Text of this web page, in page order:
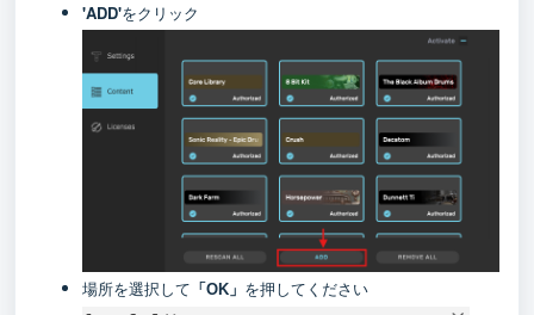
'ADD'をクリック
場所を選択して 「OK」 を押してください